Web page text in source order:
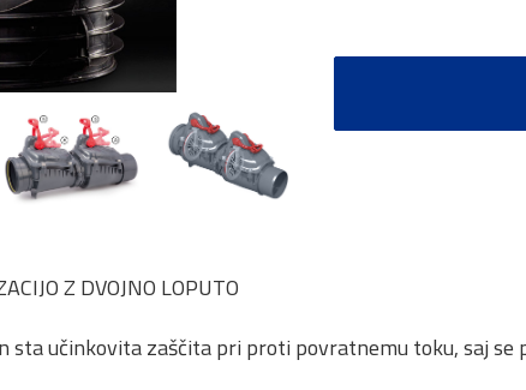
Z DVOJNO LOPUTO
sta učinkovita zaščita pri proti povratnemu toku, saj